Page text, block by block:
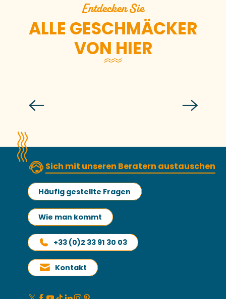
Entdecken Sie
ALLE GESCHMÄCKER
VON HIER
Sich mit unseren Beratern austauschen
Häufig gestellte Fragen
Wie man kommt
+33 (0)2 33 91 30 03
Kontakt